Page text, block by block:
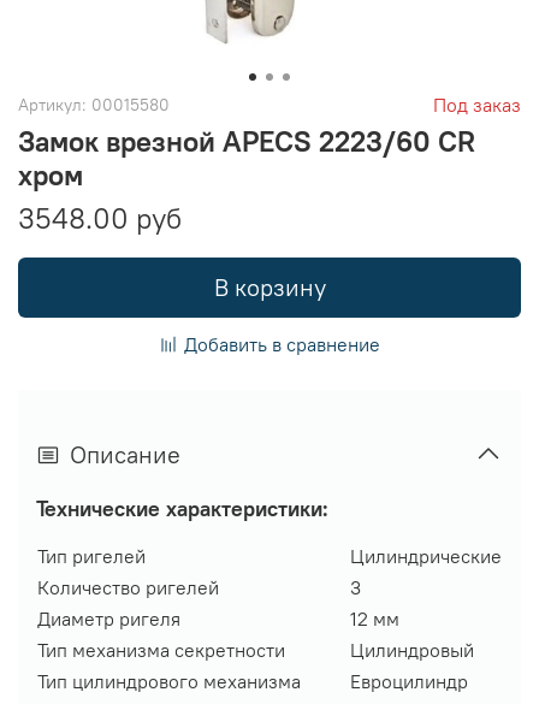
Артикул: 00015580 Под заказ
Замок врезной APECS 2223/60 CR
хром
3548.00 руб
В корзину
Добавить в сравнение
Описание
Технические характеристики:
Тип ригелей
Цилиндрические
Количество ригелей
3
Диаметр ригеля
12 мм
Тип механизма секретности
Цилиндровый
Тип цилиндрового механизма
Евроцилиндр